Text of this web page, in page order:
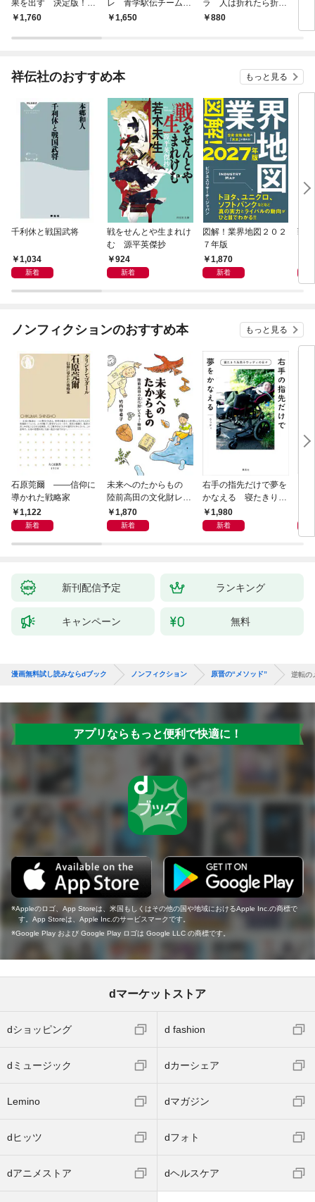
果を出す 決定版！青
学流 「絶対王者の鉄
1,760
レ 青学駅伝チームが
実践する厚底シューズ
1,650
ラ 人は折れたら折れ
ただけ強くなる（マガ
880
祥伝社のおすすめ本 もっと見る
千利休と戦国武将
1,034
新着
戦をせんとや生まれけ
む 源平英傑抄
924
新着
図解！業界地図２０２
７年版
1,870
新着
戦
ノンフィクションのおすすめ本 もっと見る
石原莞爾 ――信仰に
導かれた戦略家
1,122
新着
未来へのたからもの
陸前高田の文化財レス
キュー物語
1,870
新着
右手の指先だけで夢を
かなえる 寝たきり系
男子ウッディの日々
1,980
新着
新刊配信予定 ランキング
キャンペーン 無料
漫画無料試し読みならdブック ノンフィクション 原晋の“メソッド” 逆転の
アプリならもっと便利で快適に！
Appleのロゴ、App Storeは、米国もしくはその他の国や地域におけるApple Inc.の商標で
す。App Storeは、Apple Inc.のサービスマークです。
Google Play および Google Play ロゴは Google LLC の商標です。
dマーケットストア
dショッピング d fashion
dミュージック dカーシェア
Lemino dマガジン
dヒッツ dフォト
dアニメストア dヘルスケア